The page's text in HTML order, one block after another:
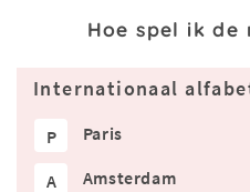
Hoe spel ik de
Internationaal
P Paris
A Amsterdam